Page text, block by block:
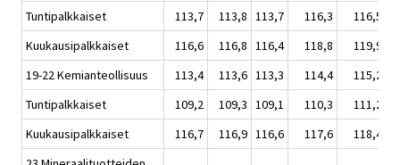
Tuntipalkkaiset
113,7 113,8 113,7 116,3
116,5
Kuukausipalkkaiset
116,6 116,8 116,4 118,8
119,9
19-22 Kemianteollisuus
113,4 113,6 113,3 114,4
115,2
Tuntipalkkaiset
109,2 109,3 109,1 110,3
111,2
Kuukausipalkkaiset
116,7 116,9 116,6 117,6
118,4